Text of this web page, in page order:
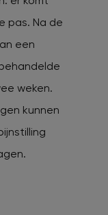
pas. Na de
een
weken.
kunnen